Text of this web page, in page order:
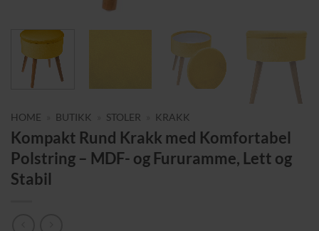
HOME BUTIKK STOLER KRAKK
Kompakt Rund Krakk med Komfortabel
Polstring – MDF- og Fururamme, Lett og
Stabil